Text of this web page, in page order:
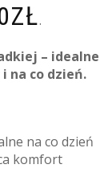
ZŁ.
– idealne
na co dzień.
na co dzień
komfort